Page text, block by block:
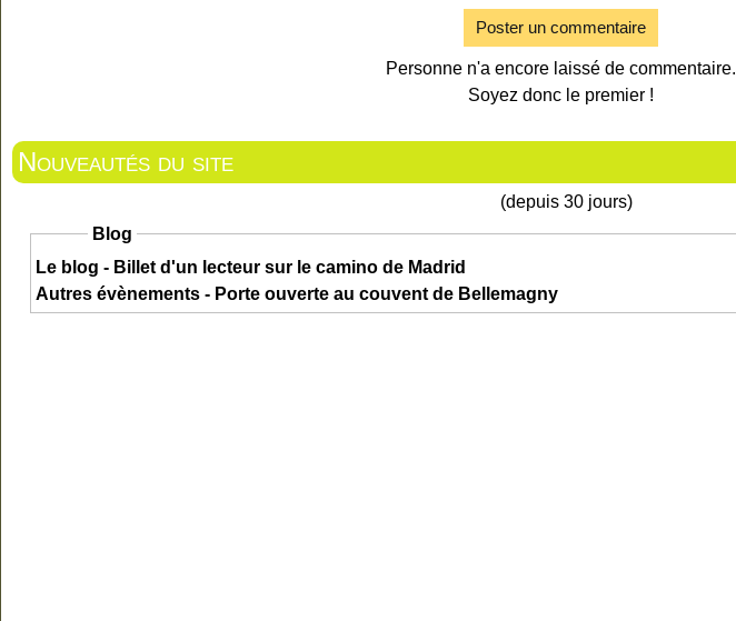
Poster un commentaire
Personne n'a encore laissé de commentaire.
Soyez donc le premier !
Nouveautés du site
(depuis 30 jours)
Blog
Le blog - Billet d'un lecteur sur le camino de Madrid
Autres évènements - Porte ouverte au couvent de Bellemagny